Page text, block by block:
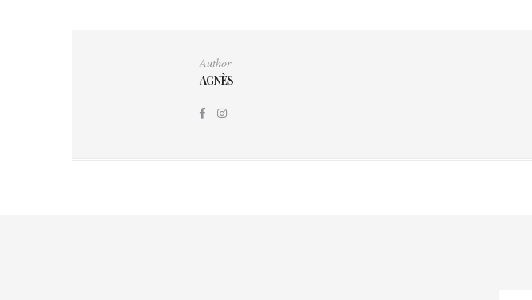
Author
AGNÈS